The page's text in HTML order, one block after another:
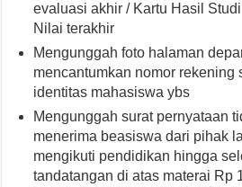
evaluasi akhir / Kartu Hasil
Nilai terakhir
Mengunggah foto halaman
mencantumkan nomor rekening
identitas mahasiswa ybs
Mengunggah surat pernyataan
menerima beasiswa dari pihak
mengikuti pendidikan hingga
tandatangan di atas materai Rp